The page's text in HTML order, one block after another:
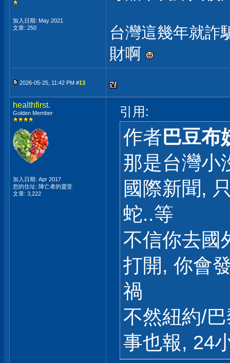
加入日期: May 2021
文章: 250
台灣這幾年就詐
財啊
2026-05-25, 11:42 PM #13
healthfirst.
Golden Member
加入日期: Apr 2017
您的住址: 陣亡者的靈堂
文章: 3,222
引用:
作者巴豆布
那是台灣小
國際新聞,
蛇..等
不信你去國
打開, 你會
禍
不然紐約/
事也報, 24